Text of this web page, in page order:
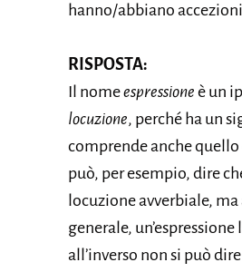
hanno/abbiano
RISPOSTA:
Il nomeespressione è un
locuzione, perché ha un
comprende anche quello
può, per esempio, dire
locuzione avverbiale,
generale,
all’inverso non si può dire